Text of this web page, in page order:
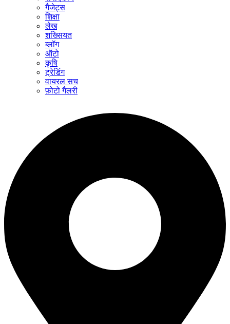
गैजेट्स
शिक्षा
लेख
शख्सियत
ब्लॉग
ऑटो
कृषि
ट्रेडिंग
वायरल सच
फ़ोटो गैलरी